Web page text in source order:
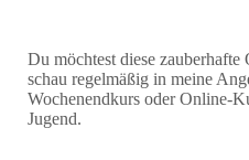
Du möchtest diese
schau regelmäßig in meine
Wochenendkurs oder Online-
Jugend.